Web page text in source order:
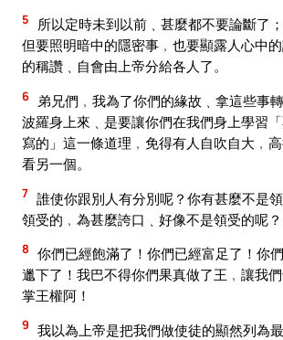
5
所以定時未到以前﹑甚麼都不要論斷了
但要照明暗中的隱密事﹐也要顯露人心中
的稱讚﹑自會由上帝分給各人了。
6 弟兄們﹐我為了你們的緣故﹑拿這些事
波羅身上來﹑是要讓你們在我們身上學習
寫的」這一條道理﹐免得有人自吹自大﹐
看另一個。
7 誰使你跟別人有分別呢？你有甚麼不是
領受的﹐為甚麼誇口﹑好像不是領受的呢？
8 你們已經飽滿了！你們已經富足了！你
邋下了！我巴不得你們果真做了王﹐讓我
掌王權阿！
9 我以為上帝是把我們做使徒的顯然列為